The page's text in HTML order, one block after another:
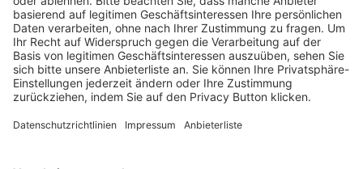
BFV-Geschäftsstellen
Trainerbörse
Login SpielPlus
FOLGE DEM BFV